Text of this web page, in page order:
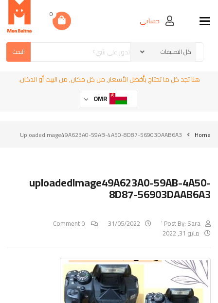
Toggle navigationحسابي
0
البحث
هنا تجد كل ما تحتاج بأفضل الأسعار, من كل مكان, من البيت أو الدكان.
OMR
Home
UploadedImage49A623A0-59AB-4A50-8D87-56903DAAB6A3
uploadedImage49A623A0-59AB-4A50-
8D87-56903DAAB6A3
Post By: Sara ‘
31/05/2022
مايو 31, 2022